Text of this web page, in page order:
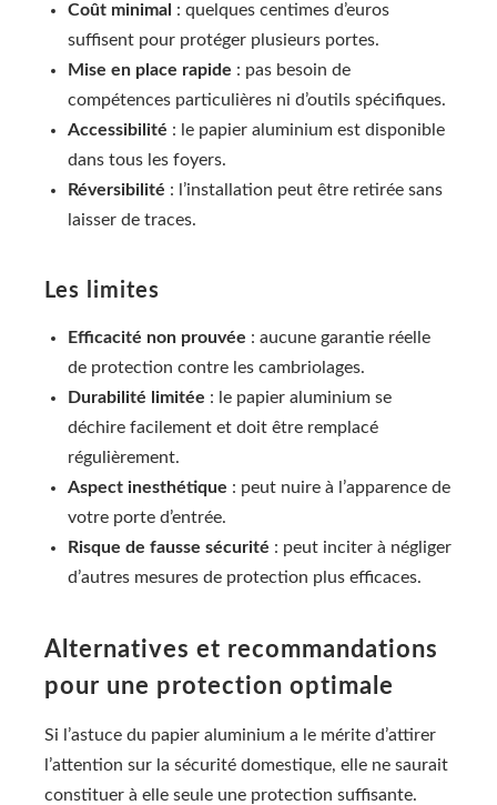
Coût minimal : quelques centimes d’euros
suffisent pour protéger plusieurs portes.
Mise en place rapide : pas besoin de
compétences particulières ni d’outils spécifiques.
Accessibilité : le papier aluminium est disponible
dans tous les foyers.
Réversibilité : l’installation peut être retirée sans
laisser de traces.
Les limites
Efficacité non prouvée : aucune garantie réelle
de protection contre les cambriolages.
Durabilité limitée : le papier aluminium se
déchire facilement et doit être remplacé
régulièrement.
Aspect inesthétique : peut nuire à l’apparence de
votre porte d’entrée.
Risque de fausse sécurité : peut inciter à négliger
d’autres mesures de protection plus efficaces.
Alternatives et recommandations
pour une protection optimale
Si l’astuce du papier aluminium a le mérite d’attirer
l’attention sur la sécurité domestique, elle ne saurait
constituer à elle seule une protection suffisante.